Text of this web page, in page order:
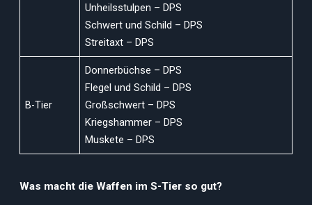
Unheilsstulpen – DPS
Schwert und Schild – DPS
Streitaxt – DPS
B-Tier
Donnerbüchse – DPS
Flegel und Schild – DPS
Großschwert – DPS
Kriegshammer – DPS
Muskete – DPS
Was macht die Waffen im S-Tier so gut?